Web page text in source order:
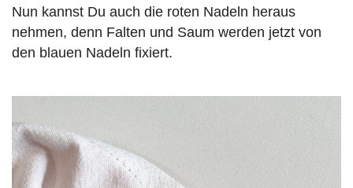
Nun kannst Du auch die roten Nadeln heraus
nehmen, denn Falten und Saum werden jetzt von
den blauen Nadeln fixiert.